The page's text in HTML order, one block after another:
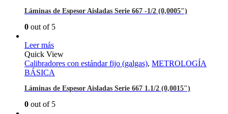
Láminas de Espesor Aisladas Serie 667 -1/2 (0,0005″)
0 out of 5
Leer más
Quick View
Calibradores con estándar fijo (galgas), METROLOGÍA
BÁSICA
Láminas de Espesor Aisladas Serie 667 1.1/2 (0,0015″)
0 out of 5